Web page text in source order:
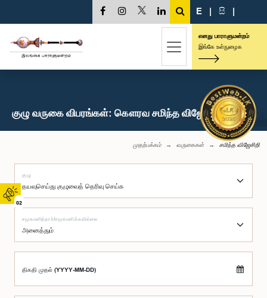
02
E | සි |
எனது பாராளுமன்றம்
இங்கே உள்நுழைக
குழு வருகை விபரங்கள்: கௌரவ சமிந்த விஜேசிறி, பா.உ.
முதற்பக்கம் வருகைகள் சமிந்த விஜேசிறி
குழு
சமூகமளித்தார்/சமூகமளிக்கவில்லை
திகதி முதல் (YYYY-MM-DD)